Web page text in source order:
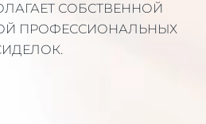
СОБСТВЕННОЙ
ПРОФЕССИОНАЛЬНЫХ